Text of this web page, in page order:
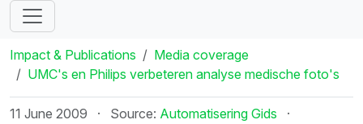
Impact & Publications
Media coverage
UMC's en Philips verbeteren analyse medische foto's
11 June 2009 · Source: Automatisering Gids
·